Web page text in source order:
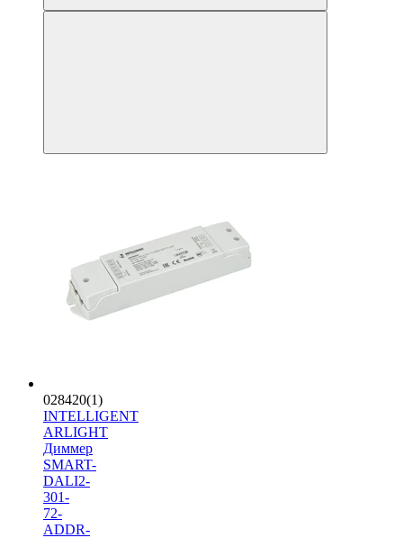
028420(1)
INTELLIGENT
ARLIGHT
Диммер
SMART-
DALI2-
301-
72-
ADDR-